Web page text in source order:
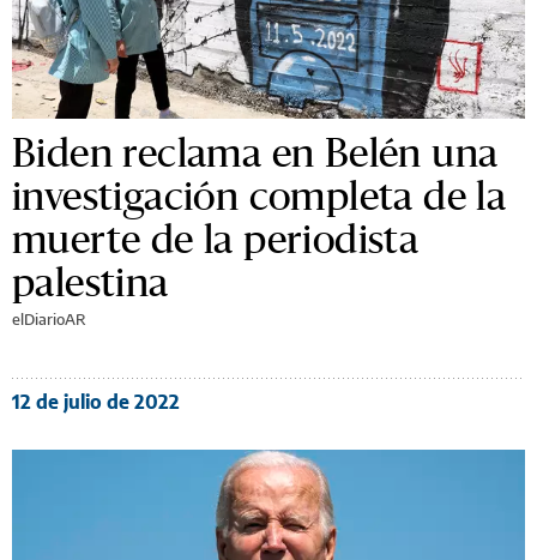
Biden reclama en Belén una
investigación completa de la
muerte de la periodista
palestina
elDiarioAR
12 de julio de 2022